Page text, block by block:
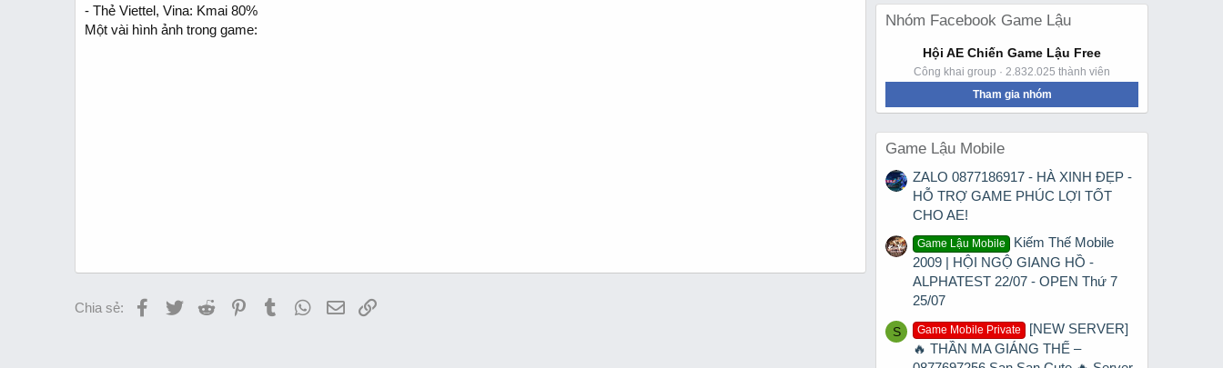
- Thẻ Viettel, Vina: Kmai 80%
Một vài hình ảnh trong game:
Chia sẻ: Facebook
TwitterReddit PinterestTumblr WhatsApp
EmailLink
Nhóm Facebook Game Lậu
Hội AE Chiến Game Lậu Free
Công khai group · 2.832.025 thành viên
Tham gia nhóm
Game Lậu Mobile
ZALO 0877186917 - HÀ XINH ĐẸP -
HỖ TRỢ GAME PHÚC LỢI TỐT
CHO AE!
Game Lậu Mobile
Kiếm Thế Mobile
2009 | HỘI NGỘ GIANG HỒ -
ALPHATEST 22/07 - OPEN Thứ 7
25/07
S Game Mobile Private
[NEW SERVER]
🔥 THẦN MA GIÁNG THẾ –